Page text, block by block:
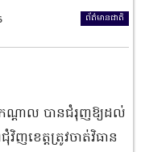
ព័ត៌មានជាតិ
កណ្ដាល បានជំរុញឱ្យដល់
វិញខេត្តត្រូវចាត់វិធាន